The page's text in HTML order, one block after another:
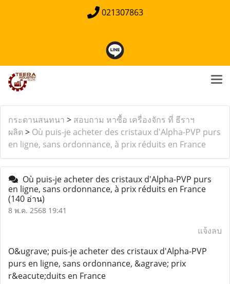
021307863
กระดานสนทนา > สอบถาม หาซื้อ เครื่องจักร ที่ ธีราฯ
ผลิต > Où puis-je acheter des cristaux d'Alpha-PVP purs
en ligne, sans ordonnance, à prix réduits en France
Où puis-je acheter des cristaux d'Alpha-PVP purs
en ligne, sans ordonnance, à prix réduits en France
(140 อ่าน)
8 พ.ค. 2568 19:41
แจ้งลบ
O&ugrave; puis-je acheter des cristaux d'Alpha-PVP
purs en ligne, sans ordonnance, &agrave; prix
r&eacute;duits en France